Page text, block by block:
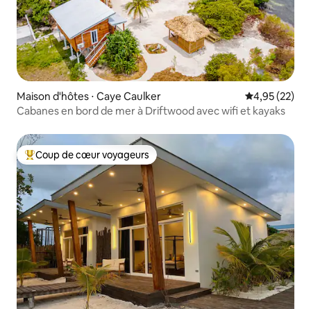
Maison d'hôtes ⋅ Caye Caulker Évaluation
4,95 (22)
Cabanes en bord de mer à Driftwood avec wifi et kayaks
Coups de cœur voyageurs les plus appréciés
Coup de cœur voyageurs